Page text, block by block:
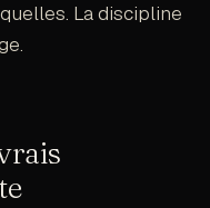
La discipline